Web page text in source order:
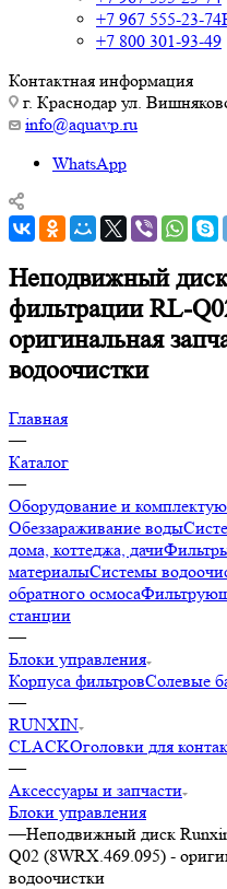
+7 967 555-23-74
+7 800 301-93-49
Контактная информация
г. Краснодар ул.
info@aquavp.ru
WhatsApp
Неподвижный
фильтрации RL-
оригинальная
водоочистки
Главная
—
Каталог
—
Оборудование и
Обеззараживание воды
дома, коттеджа, дачи
материалыСистемы
обратного осмоса
станции
—
Блоки управления
Корпуса фильтровСолевые
—
RUNXIN
CLACKОголовки для
—
Аксессуары и запчасти
Блоки управления
—Неподвижный диск
Q02 (8WRX.469.095) -
водоочистки